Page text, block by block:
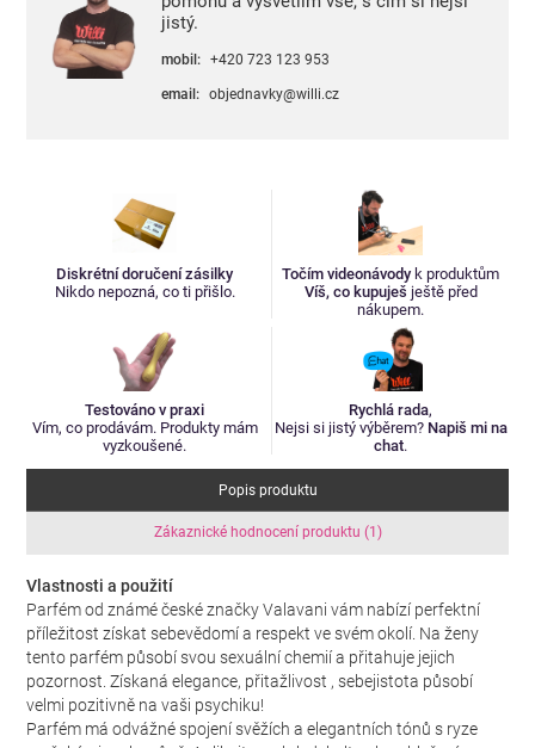
jistý.
mobil: +420 723 123 953
email: objednavky@willi.cz
Diskrétní doručení zásilky
Nikdo nepozná, co ti přišlo.
Točím videonávody k produktům
Víš, co kupuješ ještě před
nákupem.
Testováno v praxi
Vím, co prodávám. Produkty mám
vyzkoušené.
Rychlá rada,
Nejsi si jistý výběrem? Napiš mi na
chat.
Popis produktu
Zákaznické hodnocení produktu (1)
Vlastnosti a použití
Parfém od známé české značky Valavani vám nabízí perfektní
příležitost získat sebevědomí a respekt ve svém okolí. Na ženy
tento parfém působí svou sexuální chemií a přitahuje jejich
pozornost. Získaná elegance, přitažlivost , sebejistota působí
velmi pozitivně na vaši psychiku!
Parfém má odvážné spojení svěžích a elegantních tónů s ryze